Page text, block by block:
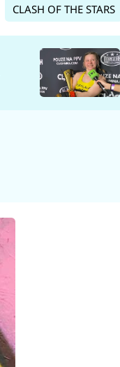
CLASH OF THE STARS